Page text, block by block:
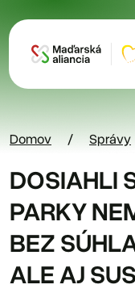
Domov Správy
DOSIAHLI
PARKY
BEZ
ALE AJ